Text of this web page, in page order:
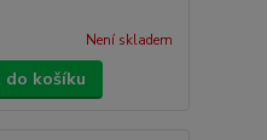
Není skladem
do košíku